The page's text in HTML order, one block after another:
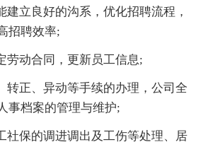
立良好的沟系，优化招聘流程，
招聘效率;
动合同，更新员工信息;
正、异动等手续的办理，公司全
事档案的管理与维护;
保的调进调出及工伤等处理、居